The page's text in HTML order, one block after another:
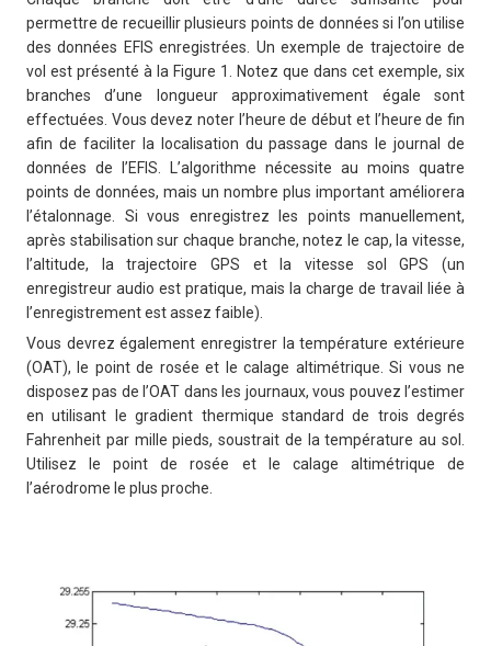
permettre de recueillir plusieurs points de données si l’on utilise
des données EFIS enregistrées. Un exemple de trajectoire de
vol est présenté à la Figure 1. Notez que dans cet exemple, six
branches d’une longueur approximativement égale sont
effectuées. Vous devez noter l’heure de début et l’heure de fin
afin de faciliter la localisation du passage dans le journal de
données de l’EFIS. L’algorithme nécessite au moins quatre
points de données, mais un nombre plus important améliorera
l’étalonnage. Si vous enregistrez les points manuellement,
après stabilisation sur chaque branche, notez le cap, la vitesse,
l’altitude, la trajectoire GPS et la vitesse sol GPS (un
enregistreur audio est pratique, mais la charge de travail liée à
l’enregistrement est assez faible).
Vous devrez également enregistrer la température extérieure
(OAT), le point de rosée et le calage altimétrique. Si vous ne
disposez pas de l’OAT dans les journaux, vous pouvez l’estimer
en utilisant le gradient thermique standard de trois degrés
Fahrenheit par mille pieds, soustrait de la température au sol.
Utilisez le point de rosée et le calage altimétrique de
l’aérodrome le plus proche.